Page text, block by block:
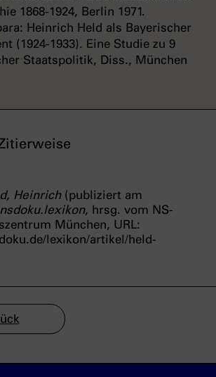
1868-1924, Berlin 1971.
Heinrich Held als Bayerischer
(1924-1933). Eine Studie zu 9
Staatspolitik, Diss., München
Heinrich(publiziert am
nsdoku.lexikon, hrsg. vom NS-
München, URL:
lexikon/artikel/held-